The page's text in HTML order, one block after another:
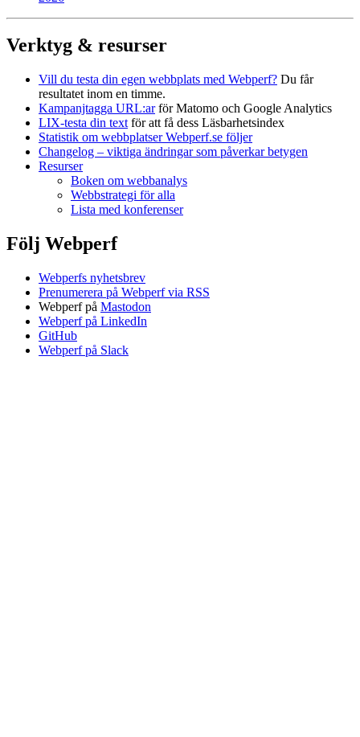
Verktyg & resurser
Vill du testa din egen webbplats med Webperf? Du får
resultatet inom en timme.
Kampanjtagga URL:arför Matomo och Google Analytics
LIX-testa din text för att få dess Läsbarhetsindex
Statistik om webbplatser Webperf.se följer
Changelog – viktiga ändringar som påverkar betygen
Resurser
Boken om webbanalys
Webbstrategi för alla
Lista med konferenser
Följ Webperf
Webperfs nyhetsbrev
Prenumerera på Webperf via RSS
Webperf på Mastodon
Webperf på LinkedIn
GitHub
Webperf på Slack